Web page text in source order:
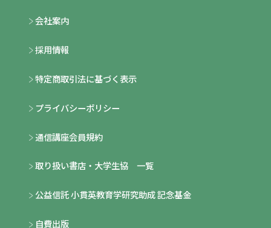
会社案内
採用情報
特定商取引法に基づく表示
プライバシーポリシー
通信講座会員規約
取り扱い書店・大学生協 一覧
公益信託 小貫英教育学研究助成 記念基金
自費出版